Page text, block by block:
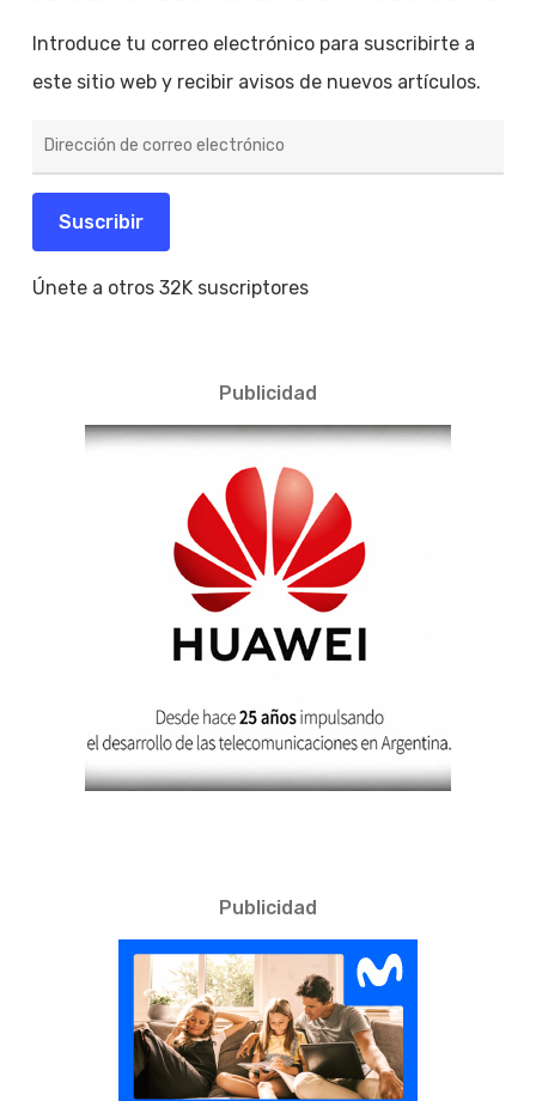
Introduce tu correo electrónico para suscribirte a
este sitio web y recibir avisos de nuevos artículos.
de
electrónico
Suscribir
Únete a otros 32K suscriptores
Publicidad
Publicidad